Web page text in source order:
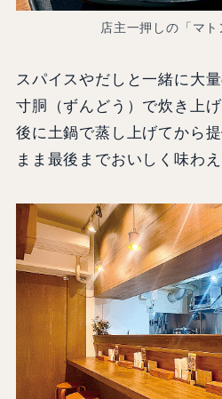
店主一押しの「マト
スパイスやだしと一緒に大
寸胴（ずんどう）で炊き上
後に土鍋で蒸し上げてから
まま最後までおいしく味わえ